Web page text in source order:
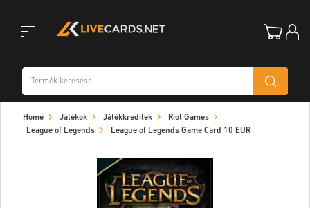
navigation
Home Játékok Játékkreditek
Riot Games
League of Legends
League of Legends Game Card 10 EUR